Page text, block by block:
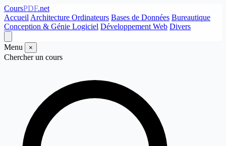
CoursPDF.net
Accueil Architecture Ordinateurs Bases de Données Bureautique
Conception & Génie Logiciel Développement Web Divers
Menu ×
Chercher un cours